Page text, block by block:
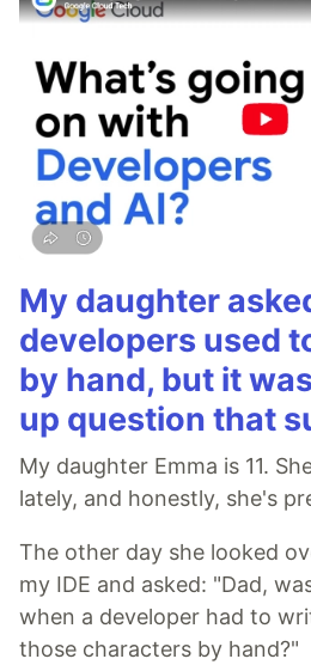
My daughter
developers used
by hand, but it
up question that
My daughter Emma is 11.
lately, and honestly, she's
The other day she looked
my IDE and asked: "Dad,
when a developer had to
those characters by hand?"